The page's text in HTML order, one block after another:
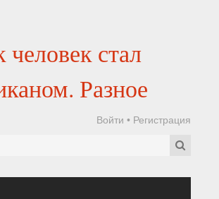
человек стал
Разное
Войти • Регистрация